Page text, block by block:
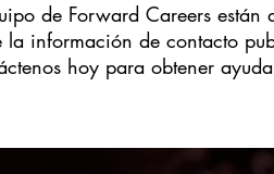
de Forward Careers están
la información de contacto
hoy para obtener